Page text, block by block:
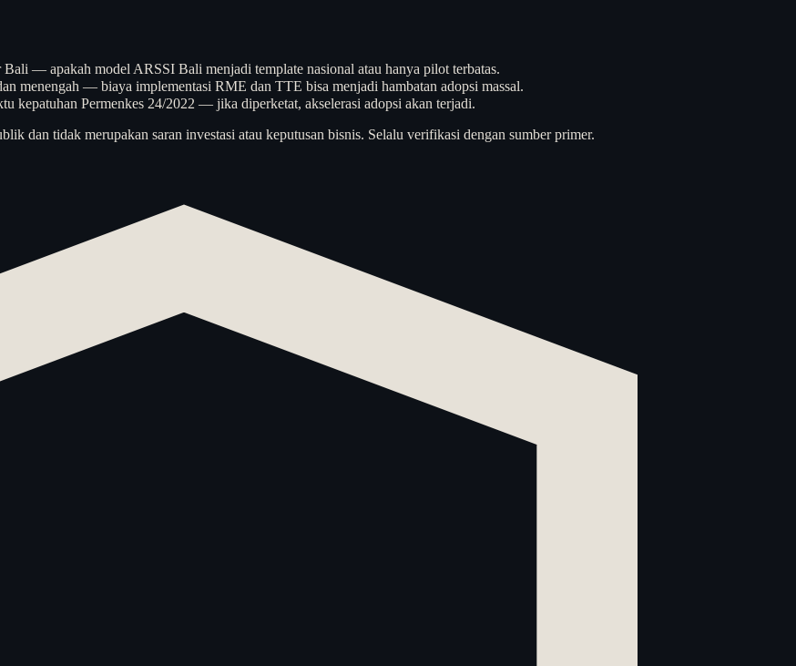
— apakah model ARSSI Bali menjadi template nasional atau hanya pilot terbatas.
menengah — biaya implementasi RME dan TTE bisa menjadi hambatan adopsi massal.
kepatuhan Permenkes 24/2022 — jika diperketat, akselerasi adopsi akan terjadi.
dan tidak merupakan saran investasi atau keputusan bisnis. Selalu verifikasi dengan sumber primer.